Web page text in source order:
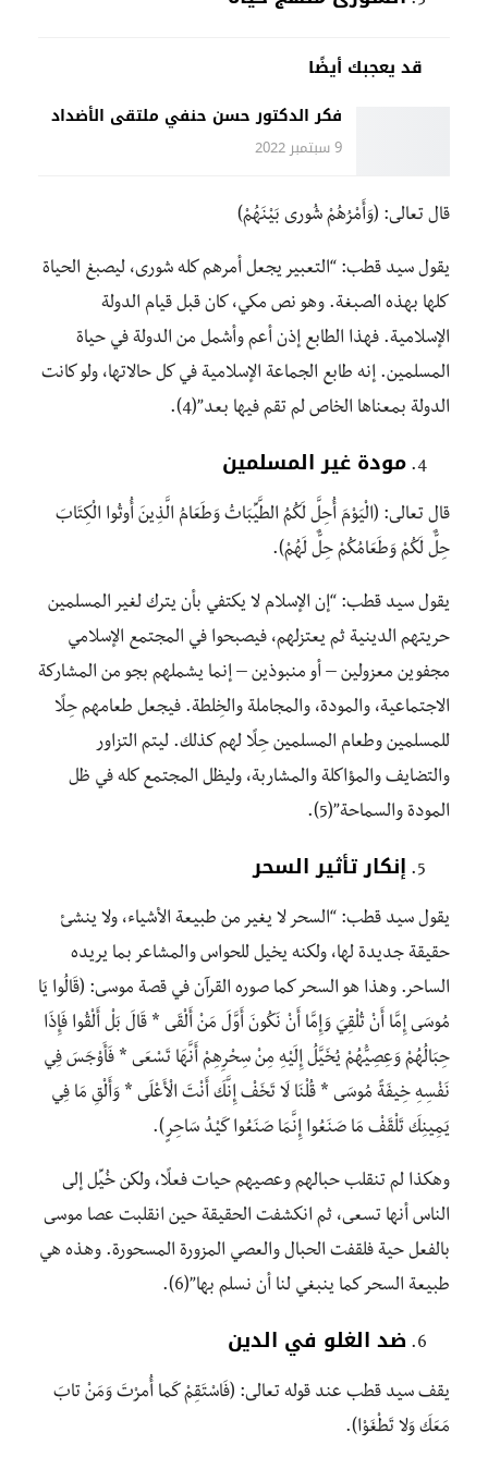
قد يعجبك أيضًا
فكر الدكتور حسن حنفي ملتقى الأضداد
9 سبتمبر 2022
قال تعالى: (وَأَمْرُهُمْ شُورى بَيْنَهُمْ)
يقول سيد قطب: “التعبير يجعل أمرهم كله شورى، ليصبغ الحياة
كلها بهذه الصبغة. وهو نص مكي، كان قبل قيام الدولة
الإسلامية. فهذا الطابع إذن أعم وأشمل من الدولة في حياة
المسلمين. إنه طابع الجماعة الإسلامية في كل حالاتها، ولو كانت
الدولة بمعناها الخاص لم تقم فيها بعد”(4).
مودة غير المسلمين
قال تعالى: (الْيَوْمَ أُحِلَّ لَكُمُ الطَّيِّبَاتُ وَطَعَامُ الَّذِينَ أُوتُوا الْكِتَابَ
حِلٌّ لَكُمْ وَطَعَامُكُمْ حِلٌّ لَهُمْ).
يقول سيد قطب: “إن الإسلام لا يكتفي بأن يترك لغير المسلمين
حريتهم الدينية ثم يعتزلهم، فيصبحوا في المجتمع الإسلامي
مجفوين معزولين – أو منبوذين – إنما يشملهم بجو من المشاركة
الاجتماعية، والمودة، والمجاملة والخِلطة. فيجعل طعامهم حِلًا
للمسلمين وطعام المسلمين حِلًا لهم كذلك. ليتم التزاور
والتضايف والمؤاكلة والمشاربة، وليظل المجتمع كله في ظل
المودة والسماحة”(5).
إنكار تأثير السحر
يقول سيد قطب: “السحر لا يغير من طبيعة الأشياء، ولا ينشئ
حقيقة جديدة لها، ولكنه يخيل للحواس والمشاعر بما يريده
الساحر. وهذا هو السحر كما صوره القرآن في قصة موسى: (قَالُوا يَا
مُوسَى إِمَّا أَنْ تُلْقِيَ وَإِمَّا أَنْ نَكُونَ أَوَّلَ مَنْ أَلْقَى * قَالَ بَلْ أَلْقُوا فَإِذَا
حِبَالُهُمْ وَعِصِيُّهُمْ يُخَيَّلُ إِلَيْهِ مِنْ سِحْرِهِمْ أَنَّهَا تَسْعَى * فَأَوْجَسَ فِي
نَفْسِهِ خِيفَةً مُوسَى * قُلْنَا لَا تَخَفْ إِنَّكَ أَنْتَ الْأَعْلَى * وَأَلْقِ مَا فِي
يَمِينِكَ تَلْقَفْ مَا صَنَعُوا إِنَّمَا صَنَعُوا كَيْدُ سَاحِرٍ).
وهكذا لم تنقلب حبالهم وعصيهم حيات فعلًا، ولكن خُيِّل إلى
الناس أنها تسعى، ثم انكشفت الحقيقة حين انقلبت عصا موسى
بالفعل حية فلقفت الحبال والعصي المزورة المسحورة. وهذه هي
طبيعة السحر كما ينبغي لنا أن نسلم بها”(6).
ضد الغلو في الدين
يقف سيد قطب عند قوله تعالى: (فَاسْتَقِمْ كَما أُمِرْتَ وَمَنْ تابَ
مَعَكَ وَلا تَطْغَوْا).